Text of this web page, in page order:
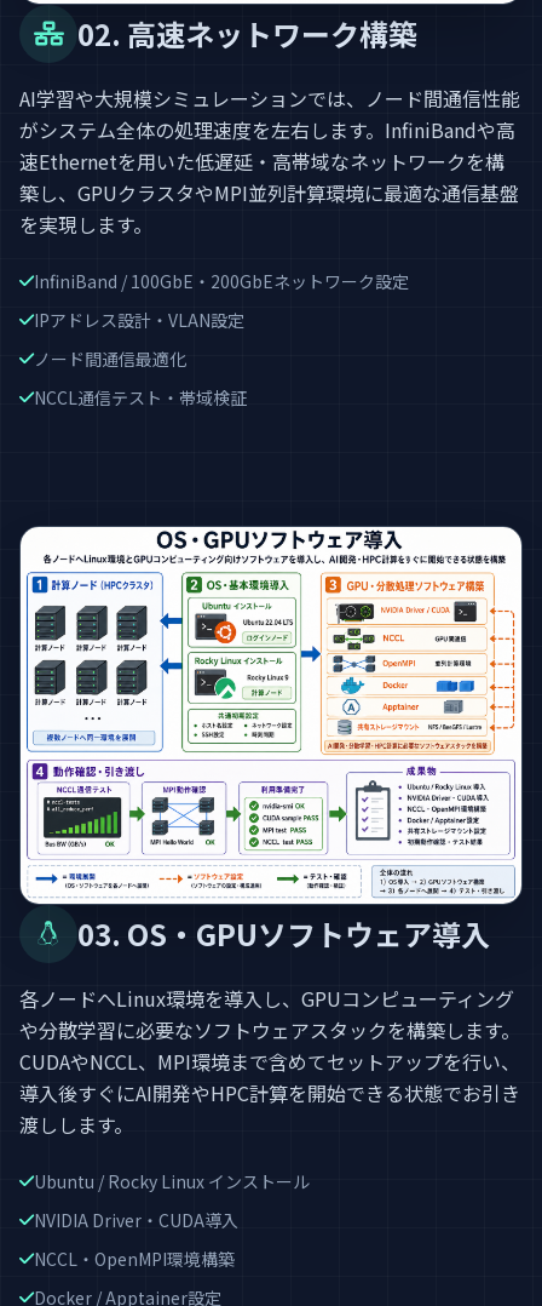
02. 高速ネットワーク構築
AI学習や大規模シミュレーションでは、ノード間通信性能
がシステム全体の処理速度を左右します。InfiniBandや高
速Ethernetを用いた低遅延・高帯域なネットワークを構
築し、GPUクラスタやMPI並列計算環境に最適な通信基盤
を実現します。
InfiniBand / 100GbE・200GbEネットワーク設定
IPアドレス設計・VLAN設定
ノード間通信最適化
NCCL通信テスト・帯域検証
03. OS・GPUソフトウェア導入
各ノードへLinux環境を導入し、GPUコンピューティング
や分散学習に必要なソフトウェアスタックを構築します。
CUDAやNCCL、MPI環境まで含めてセットアップを行い、
導入後すぐにAI開発やHPC計算を開始できる状態でお引き
渡しします。
Ubuntu / Rocky Linux インストール
NVIDIA Driver・CUDA導入
NCCL・OpenMPI環境構築
Docker / Apptainer設定